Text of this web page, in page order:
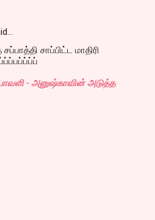
சாப்பிட்ட மாதிரி
- அனுஷ்காவின் அடுத்த